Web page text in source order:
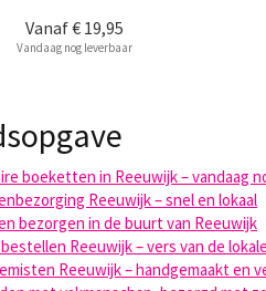
Vanaf€ 19,95
Vandaag nog leverbaar
boeketten in Reeuwijk – vandaag
Reeuwijk – snel en lokaal
bezorgen in de buurt van Reeuwijk
Reeuwijk – vers van de
Reeuwijk – handgemaakt en